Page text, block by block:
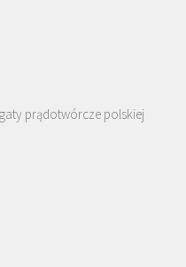
prądotwórcze polskiej